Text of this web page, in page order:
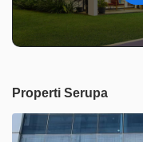
Properti Serupa